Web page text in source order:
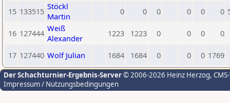
15 133515 Stöckl
Martin
0 0 0 0 0 0
16 127444 Weiß
Alexander
1223 1223 0 0 0 0
17 127440 Wolf Julian 1684 1684 0 0 0 1769
Der Schachturnier-Ergebnis-Server© 2006-2026 Heinz Herzog,
Impressum / Nutzungsbedingungen